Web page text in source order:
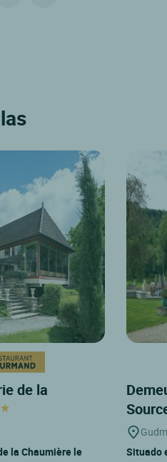
de la
la Chaumière le
Situado